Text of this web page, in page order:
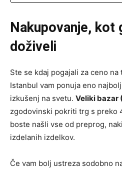
Nakupovanje, kot
doživeli
Ste se kdaj pogajali za ceno
Istanbul vam ponuja eno
izkušenj na svetu. Veliki bazar
zgodovinski pokriti trg s preko
boste našli vse od preprog,
izdelanih izdelkov.
Če vam bolj ustreza sodobno